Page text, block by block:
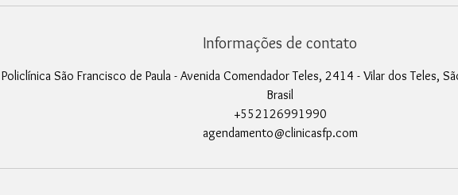
Informações de contato
Policlínica São Francisco de Paula - Avenida Comendador Teles, 2414 - Vilar dos Teles,
Brasil
+552126991990
agendamento@clinicasfp.com